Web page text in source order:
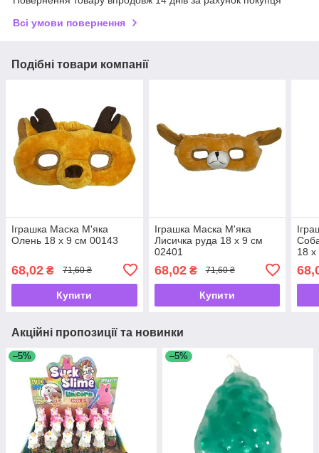
Всі умови повернення
Подібні товари компанії
Іграшка Маска М'яка
Олень 18 х 9 см 00143
68,02 ₴ 71,60 ₴
Купити
Іграшка Маска М'яка
Лисичка руда 18 х 9 см
02401
68,02₴ 71,60 ₴
Купити
18
Акційні пропозиції та новинки
–5% –5%